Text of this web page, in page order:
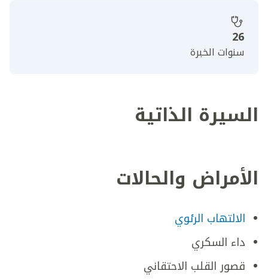
26
سنوات الخبرة
السيرة الذاتية
الأمراض والحالات
الالتهاب الرئوي
داء السكري
قصور القلب الاحتقاني